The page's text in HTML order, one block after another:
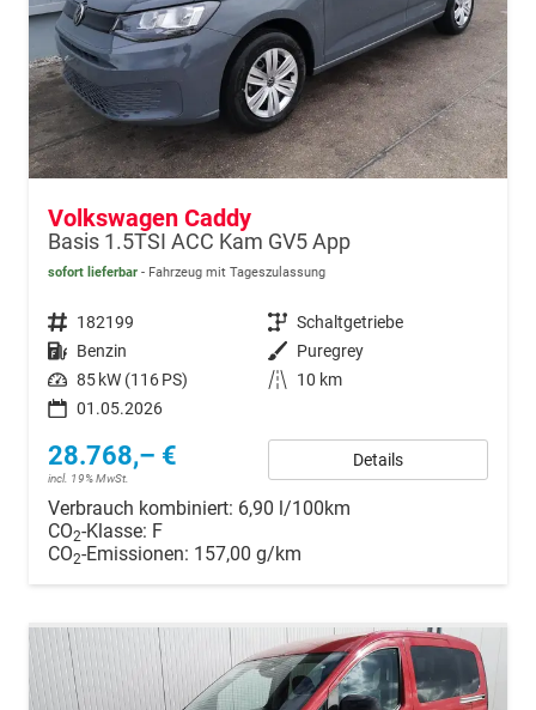
Volkswagen Caddy
Basis 1.5TSI ACC Kam GV5 App
sofort lieferbar Fahrzeug mit Tageszulassung
Fahrzeugnr. 182199 Getriebe Schaltgetriebe
Kraftstoff Benzin Außenfarbe Puregrey
Leistung 85 kW (116 PS) Kilometerstand
10 km
01.05.2026
28.768,– €
incl. 19% MwSt.
Details
Verbrauch kombiniert: 6,90 l/100km
CO2-Klasse: F
CO2-Emissionen: 157,00 g/km